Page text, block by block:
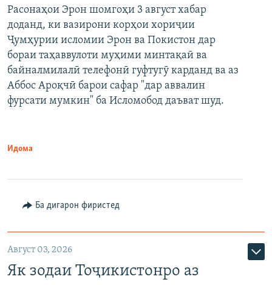
Расонаҳои Эрон шомгоҳи 3 август хабар
доданд, ки вазирони корҳои хориҷии
Ҷумҳурии исломии Эрон ва Покистон дар
бораи таҳаввулоти муҳими минтақаӣ ва
байналмилалӣ телефонӣ гуфтугӯ карданд ва аз
Аббос Ароқчӣ барои сафар "дар аввалин
фурсати мумкин" ба Исломобод даъват шуд.
Идома
Ба дигарон фиристед
Август 03, 2026
Як зодаи Тоҷикистонро аз